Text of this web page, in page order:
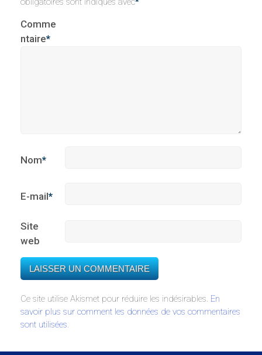
Comme
ntaire*
Nom*
E-mail*
Site
web
Ce site utilise Akismet pour réduire les indésirables. En
savoir plus sur comment les données de vos commentaires
sont utilisées.